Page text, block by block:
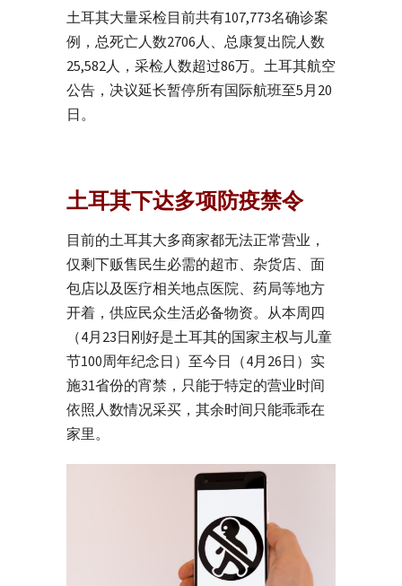
土耳其大量采检目前共有107,773名确诊案
例，总死亡人数2706人、总康复出院人数
25,582人，采检人数超过86万。土耳其航空
公告，决议延长暂停所有国际航班至5月20
日。
土耳其下达多项防疫禁令
目前的土耳其大多商家都无法正常营业，
仅剩下贩售民生必需的超市、杂货店、面
包店以及医疗相关地点医院、药局等地方
开着，供应民众生活必备物资。从本周四
（4月23日刚好是土耳其的国家主权与儿童
节100周年纪念日）至今日（4月26日）实
施31省份的宵禁，只能于特定的营业时间
依照人数情况采买，其余时间只能乖乖在
家里。